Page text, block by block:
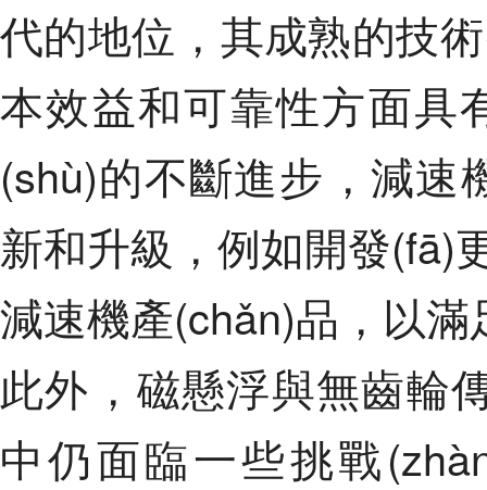
代的地位，其成熟的技
本效益和可靠性方面具
(shù)的不斷進步，
新和升級，例如開發
減速機產(chǎn)品，以
此外，磁懸浮與無齒
中仍面臨一些挑戰